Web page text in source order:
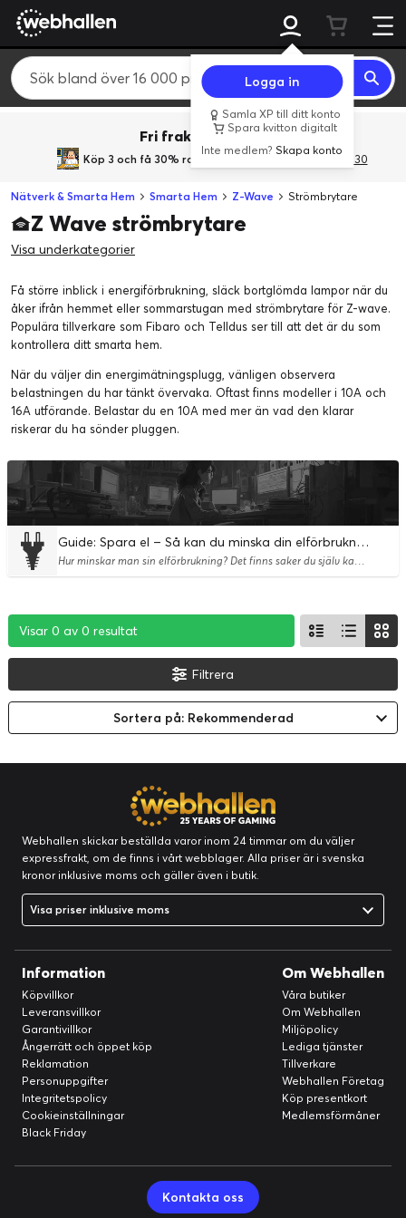
Logga in
Samla XP till ditt konto
Spara kvitton digitalt
Inte medlem?Skapa konto
Fri frakt över 800 kr.
Köp 3 och få 30% rabatt med rabattkoden 3Gives30
Nätverk & Smarta Hem Smarta Hem Z-Wave Strömbrytare
Z Wave strömbrytare
Visa underkategorier
Få större inblick i energiförbrukning, släck bortglömda lampor när du
åker ifrån hemmet eller sommarstugan med strömbrytare för Z-wave.
Populära tillverkare som Fibaro och Telldus ser till att det är du som
kontrollera ditt smarta hem.
När du väljer din energimätningsplugg, vänligen observera
belastningen du har tänkt övervaka. Oftast finns modeller i 10A och
16A utförande. Belastar du en 10A med mer än vad den klarar
riskerar du ha sönder pluggen.
Guide: Spara el – Så kan du minska din elförbrukning
Hur minskar man sin elförbrukning? Det finns saker du själv kan göra för att spara el och sänka elkostnaden. Vi på Webhallen har flertalet produkter som hjälper dig minska elförbrukningen på ett enkelt sätt.
Visar 0 av 0 resultat
Visar 0 av 0 resultat
Visar 0 av 0 resultat
Filtrera
Sortera på: Rekommenderad
Webhallen skickar beställda varor inom 24 timmar om du väljer
expressfrakt, om de finns i vårt webblager. Alla priser är i svenska
kronor inklusive moms och gäller även i butik.
Visa priser inklusive moms
Information
Köpvillkor
Leveransvillkor
Garantivillkor
Ångerrätt och öppet köp
Reklamation
Personuppgifter
Integritetspolicy
Cookieinställningar
Black Friday
Om Webhallen
Våra butiker
Om Webhallen
Miljöpolicy
Lediga tjänster
Tillverkare
Webhallen Företag
Köp presentkort
Medlemsförmåner
Kontakta oss